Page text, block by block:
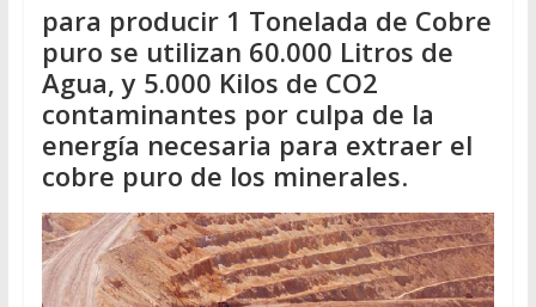
para producir 1 Tonelada de Cobre
puro se utilizan 60.000 Litros de
Agua, y 5.000 Kilos de CO2
contaminantes por culpa de la
energía necesaria para extraer el
cobre puro de los minerales.